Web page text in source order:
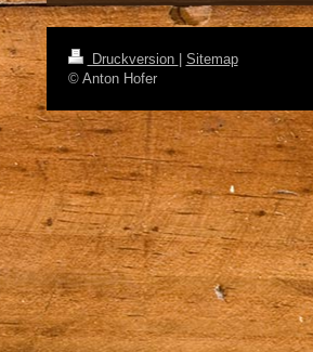
Druckversion
Sitemap
© Anton Hofer